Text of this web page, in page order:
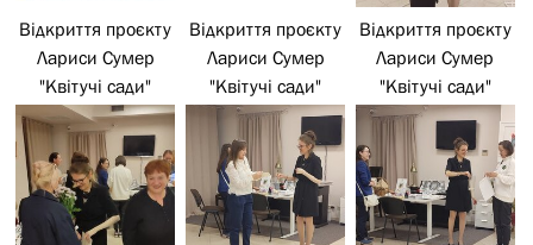
Відкриття проєкту
Лариси Сумер
"Квітучі сади"
Відкриття проєкту
Лариси Сумер
"Квітучі сади"
Відкриття проєкту
Лариси Сумер
"Квітучі сади"